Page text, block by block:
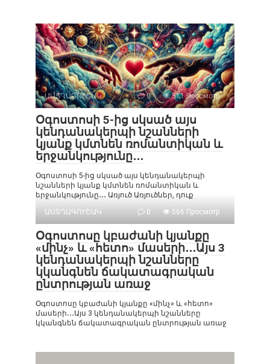
ԱՍՏՂԱԳՈՒՇԱԿ 0 511 Просмотр
Օգոստոսի 5-ից սկսած այս
կենդանակերպի նշանների
կյանք կմտնեն ռոմանտիկան և
երջանկությունը․․․
Օգոստոսի 5-ից սկսած այս կենդանակերպի
նշանների կյանք կմտնեն ռոմանտիկան և
երջանկությունը․․․ Առյուծ Առյուծներ, դուք
ԱՍՏՂԱԳՈՒՇԱԿ
0 566 Просмотр
Օգոստոսը կբաժանի կյանքը
«մինչ» և «հետո» մասերի․․․Այս 3
կենդանակերպի նշանները
կկանգնեն ճակատագրական
ընտրության առաջ
Օգոստոսը կբաժանի կյանքը «մինչ» և «հետո»
մասերի․․․Այս 3 կենդանակերպի նշանները
կկանգնեն ճակատագրական ընտրության առաջ